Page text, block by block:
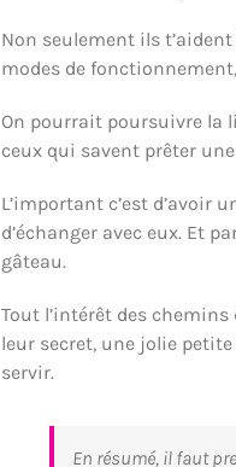
Non seulement ils
modes de
On pourrait poursuivre la
ceux qui savent prêter
L’important c’est
d’échanger avec eux. Et
gâteau.
Tout l’intérêt des
leur secret, une jolie
servir.
En résumé, il faut